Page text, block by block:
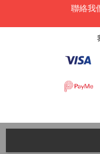
聯絡我